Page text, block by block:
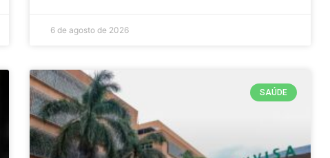
6 de agosto de 2026
SAÚDE